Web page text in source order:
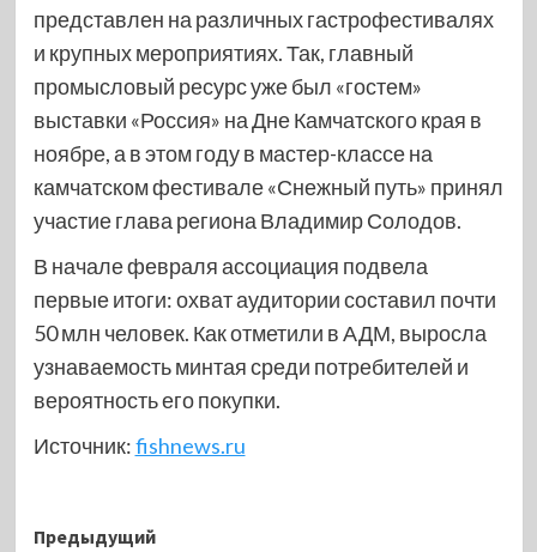
представлен на различных гастрофестивалях
и крупных мероприятиях. Так, главный
промысловый ресурс уже был «гостем»
выставки «Россия» на Дне Камчатского края в
ноябре, а в этом году в мастер-классе на
камчатском фестивале «Снежный путь» принял
участие глава региона Владимир Солодов.
В начале февраля ассоциация подвела
первые итоги: охват аудитории составил почти
50 млн человек. Как отметили в АДМ, выросла
узнаваемость минтая среди потребителей и
вероятность его покупки.
Источник:fishnews.ru
Навигация
Предыдущий